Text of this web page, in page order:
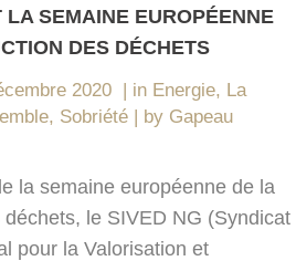
LA SEMAINE EUROPÉENNE
DES DÉCHETS
2020 in Energie, La
, Sobriété by Gapeau
la semaine européenne de la
le SIVED NG (Syndicat
pour la Valorisation et